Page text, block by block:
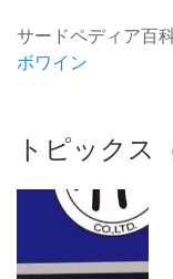
サードペディア百
ボワイン
トピックス